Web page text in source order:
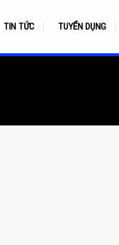
TIN TỨC TUYỂN DỤNG